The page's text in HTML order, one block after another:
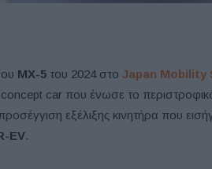
MX-5 του 2024 στο Japan Mobility
concept car που ένωσε το
εξέλιξης κινητήρα που
EV.